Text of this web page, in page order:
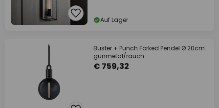
Auf Lager
Buster + Punch Forked Pendel Ø 20cm
gunmetal/rauch
€ 759,32